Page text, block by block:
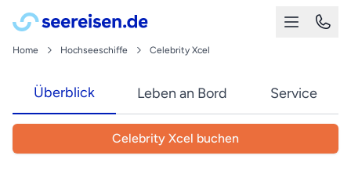
Home Hochseeschiffe Celebrity Xcel
Überblick Leben an Bord Service
Celebrity Xcel buchen